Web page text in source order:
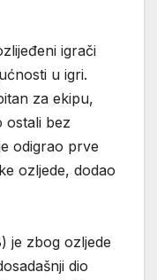
igrači
u igri.
za ekipu,
ostali bez
odigrao prve
ozljede, dodao
je zbog ozljede
dio